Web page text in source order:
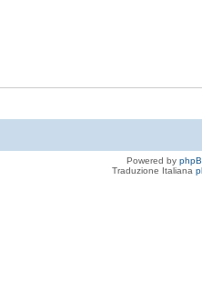
Powered by
Traduzione Italiana